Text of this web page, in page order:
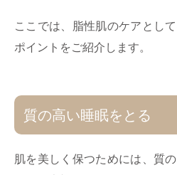
ここでは、脂性肌のケアとし
ポイントをご紹介します。
質の高い睡眠をとる
肌を美しく保つためには、質